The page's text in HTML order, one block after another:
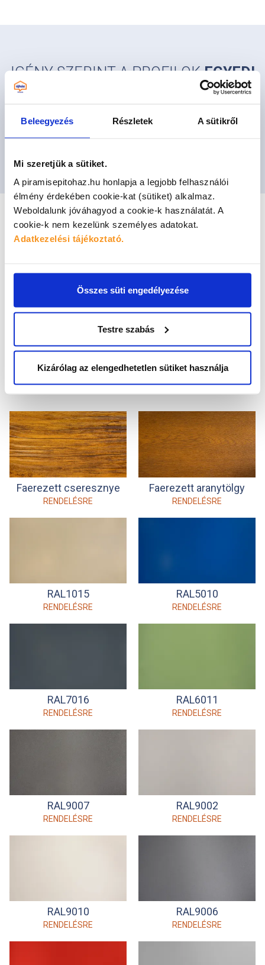
Beleegyezés Részletek A sütikről
Mi szeretjük a sütiket.
A piramisepitohaz.hu honlapja a legjobb felhasználói
élmény érdekében cookie-kat (sütiket) alkalmaz.
Weboldalunk jóváhagyod a cookie-k használatát. A
cookie-k nem kezelünk személyes adatokat.
Adatkezelési tájékoztató.
Összes süti engedélyezése
Testre szabás
Kizárólag az elengedhetetlen sütiket használja
IGÉNY SZERINT A PROFILOKEGYEDI
MÉRETRE GYÁRTÁSÁRA IS
SZÍNVÁLASZTÉK
Faerezett dió
KÉSZLETEN
Faerezett cseresznye
KÉSZLETEN
Faerezett cseresznye
RENDELÉSRE
Faerezett aranytölgy
RENDELÉSRE
RAL1015
RENDELÉSRE
RAL5010
RENDELÉSRE
RAL7016
RENDELÉSRE
RAL6011
RENDELÉSRE
RAL9007
RENDELÉSRE
RAL9002
RENDELÉSRE
RAL9010
RENDELÉSRE
RAL9006
RENDELÉSRE